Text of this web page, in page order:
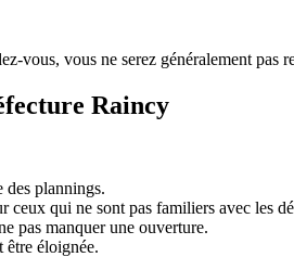
vous, vous ne serez généralement pas
Raincy
des plannings.
qui ne sont pas familiers avec les
pas manquer une ouverture.
être éloignée.